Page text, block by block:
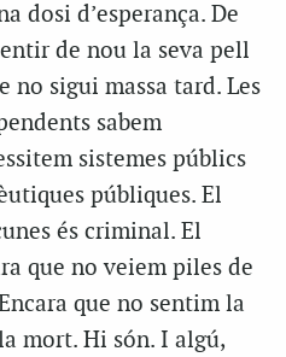
dosi d’esperança. De
de nou la seva pell
no sigui massa tard. Les
sabem
sistemes públics
públiques. El
és criminal. El
que no veiem piles de
que no sentim la
mort. Hi són. I algú,